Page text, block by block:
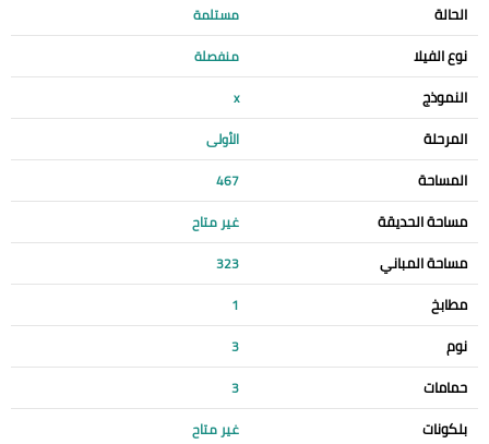
الحالة مستلمة
نوع الفيلا منفصلة
النموذج x
المرحلة الأولى
المساحة 467
مساحة الحديقة غير متاح
مساحة المباني 323
مطابخ 1
نوم 3
حمامات 3
بلكونات غير متاح